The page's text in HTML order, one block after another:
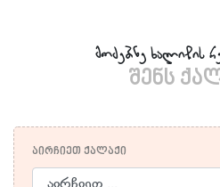
მოძებნე ხალიჩის
შენს
აირჩიეთ ქალაქი